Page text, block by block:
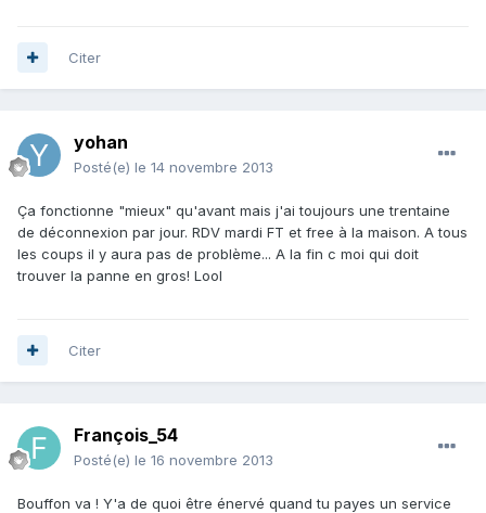
Citer
yohan
Posté(e) le 14 novembre 2013
Ça fonctionne "mieux" qu'avant mais j'ai toujours une trentaine
de déconnexion par jour. RDV mardi FT et free à la maison. A tous
les coups il y aura pas de problème... A la fin c moi qui doit
trouver la panne en gros! Lool
Citer
François_54
Posté(e) le 16 novembre 2013
Bouffon va ! Y'a de quoi être énervé quand tu payes un service